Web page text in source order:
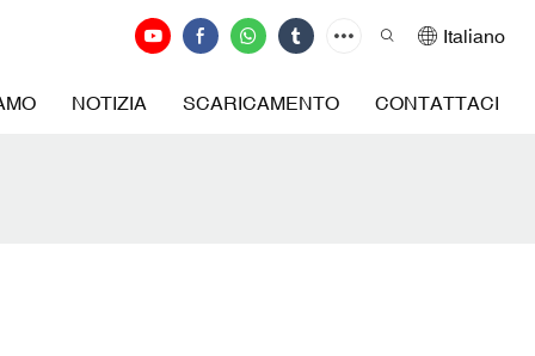
Italiano
NOTIZIA SCARICAMENTO CONTATTACI